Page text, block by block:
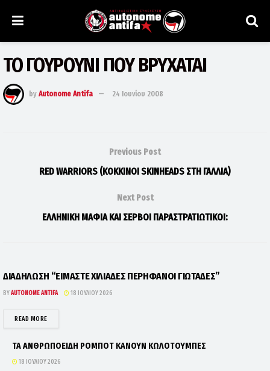
ΤΟ ΓΟΥΡΟΥΝΙ ΠΟΥ ΒΡΥΧΑΤΑΙ
by Autonome Antifa 24 Ιουνίου 2008
Previous Post
RΕD WARRIORS (ΚΟΚΚΙΝΟΙ SKINHEADS ΣΤΗ ΓΑΛΛΙΑ)
Next Post
ΕΛΛΗΝΙΚΗ ΜΑΦΙΑ ΚΑΙ ΣΕΡΒΟΙ ΠΑΡΑΣΤΡΑΤΙΩΤΙΚΟΙ:
ΔΙΑΔΗΛΩΣΗ “ΕΙΜΑΣΤΕ ΧΙΛΙΑΔΕΣ ΠΕΡΗΦΑΝΟΙ ΓΙΩΤΑΔΕΣ”
BYAUTONOME ANTIFA 18 ΙΟΥΛΊΟΥ 2026
READ MOREDETAILS
ΤΑ ΑΝΘΡΩΠΟΕΙΔΗ ΡΟΜΠΟΤ ΚΑΝΟΥΝ ΚΩΛΟΤΟΥΜΠΕΣ
18 ΙΟΥΛΊΟΥ 2026